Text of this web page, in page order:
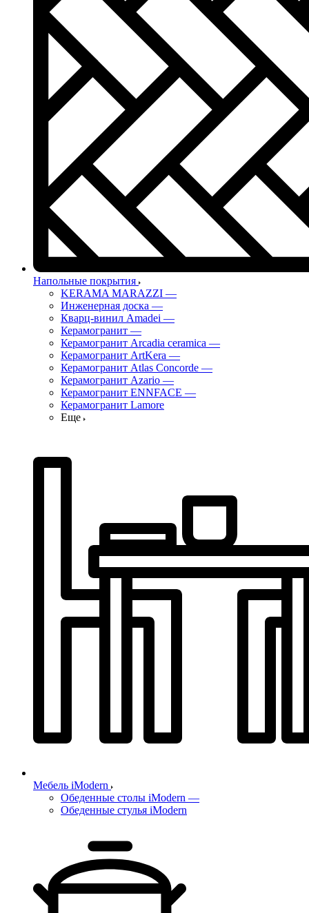
Напольные покрытия
KERAMA MARAZZI —
Инженерная доска —
Кварц-винил Amadei —
Керамогранит —
Керамогранит Arcadia ceramica —
Керамогранит ArtKera —
Керамогранит Atlas Concorde —
Керамогранит Azario —
Керамогранит ENNFACE —
Керамогранит Lamore
Еще
Мебель iModern
Обеденные столы iModern —
Обеденные стулья iModern